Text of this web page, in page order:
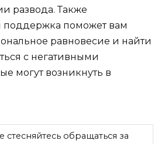
развода. Также
поддержка поможет вам
равновесие и найти
с негативными
могут возникнуть в
стесняйтесь обращаться за